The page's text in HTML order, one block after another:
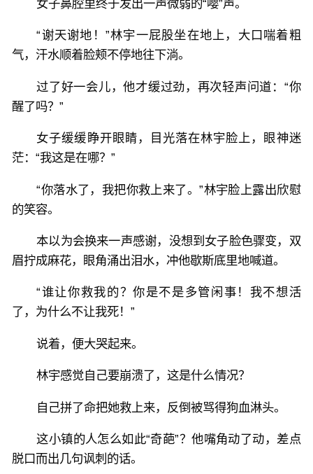
女子鼻腔里终于发出一声微弱的“嘤”声。
“谢天谢地！”林宇一屁股坐在地上，大口喘着粗
气，汗水顺着脸颊不停地往下淌。
过了好一会儿，他才缓过劲，再次轻声问道：“你
醒了吗？”
女子缓缓睁开眼睛，目光落在林宇脸上，眼神迷
茫：“我这是在哪？”
“你落水了，我把你救上来了。”林宇脸上露出欣慰
的笑容。
本以为会换来一声感谢，没想到女子脸色骤变，双
眉拧成麻花，眼角涌出泪水，冲他歇斯底里地喊道。
“谁让你救我的？你是不是多管闲事！我不想活
了，为什么不让我死！”
说着，便大哭起来。
林宇感觉自己要崩溃了，这是什么情况？
自己拼了命把她救上来，反倒被骂得狗血淋头。
这小镇的人怎么如此“奇葩”？他嘴角动了动，差点
脱口而出几句讽刺的话。